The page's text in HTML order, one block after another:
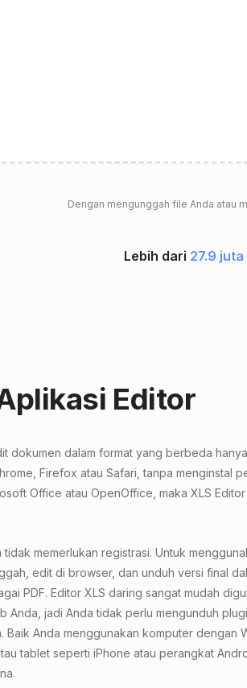
Dengan mengunggah file Anda atau
Lebih dari 27.9 juta
Editor
dokumen dalam format yang berbeda
Firefox atau Safari, tanpa menginstal
Office atau OpenOffice, maka XLS
tidak memerlukan registrasi. Untuk
edit di browser, dan unduh versi final
PDF. Editor XLS daring sangat mudah
Anda, jadi Anda tidak perlu mengunduh
Baik Anda menggunakan komputer dengan
tablet seperti iPhone atau perangkat